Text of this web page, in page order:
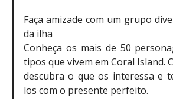
Faça amizade com um grupo
da ilha
Conheça os mais de 50
tipos que vivem em Coral Island.
descubra o que os interessa e
los com o presente perfeito.